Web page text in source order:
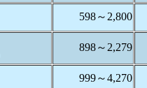
598～2,800
898～2,279
999～4,270